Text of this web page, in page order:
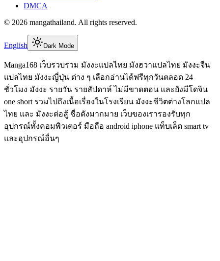
DMCA
© 2026 mangathailand. All rights reserved.
English Dark Mode
Manga168 เว็บรวบรวม มังงะแปลไทย มังฮวาแปลไทย มังงะจีน
แปลไทย มังงะญี่ปุ่น ต่าง ๆ เลือกอ่านได้ฟรีทุกวันตลอด 24
ชั่วโมง มังงะ รายวัน รายสัปดาห์ ไม่มีขาดตอน และยังมีโดจิน
one short รวมไปถึงเนื้อเรื่องในโรงเรียน มังงะชีวิตต่างโลกแปล
ไทย และ มังงะต่อสู้ ชื่อดังมากมาย เว็บของเรารองรับทุก
อุปกรณ์ทั้งคอมพิวเตอร์ มือถือ android iphone แท็บเล็ต smart tv
และอุปกรณ์อื่นๆ